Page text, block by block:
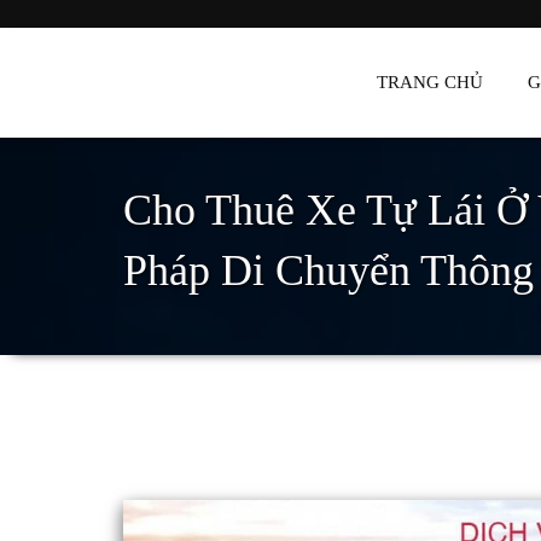
Đông Hà Travel – Du
TRANG CHỦ
Cho Thuê Xe Tự Lái
Pháp Di Chuyển